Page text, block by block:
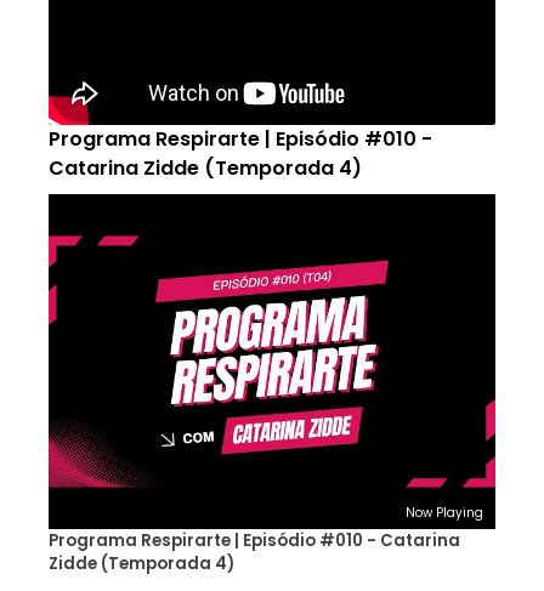
Programa Respirarte | Episódio #010 -
Catarina Zidde (Temporada 4)
Now Playing
Programa Respirarte | Episódio #010 - Catarina
Zidde (Temporada 4)